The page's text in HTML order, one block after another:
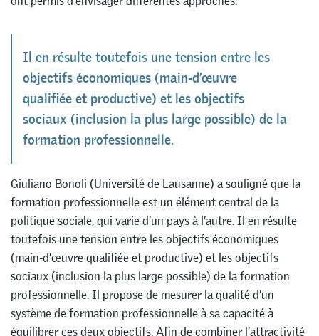
Il en résulte toutefois une tension entre les
objectifs économiques (main-d’œuvre
qualifiée et productive) et les objectifs
sociaux (inclusion la plus large possible) de la
formation professionnelle.
Giuliano Bonoli (Université de Lausanne) a souligné que la
formation professionnelle est un élément central de la
politique sociale, qui varie d’un pays à l’autre. Il en résulte
toutefois une tension entre les objectifs économiques
(main-d’œuvre qualifiée et productive) et les objectifs
sociaux (inclusion la plus large possible) de la formation
professionnelle. Il propose de mesurer la qualité d’un
système de formation professionnelle à sa capacité à
équilibrer ces deux objectifs. Afin de combiner l’attractivité